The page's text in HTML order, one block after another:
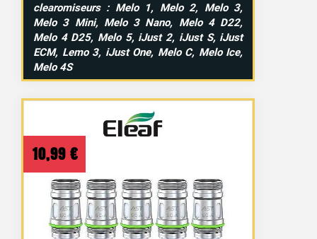
clearomiseurs : Melo 1, Melo 2, Melo 3,
Melo 3 Mini, Melo 3 Nano, Melo 4 D22,
Melo 4 D25, Melo 5, iJust 2, iJust S, iJust
ECM, Lemo 3, iJust One, Melo C, Melo Ice,
Melo 4S
10,99 €